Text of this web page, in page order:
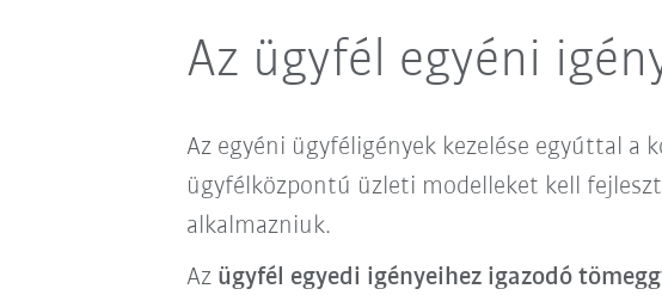
Az ügyfél egyéni
Az egyéni ügyféligények kezelése egyúttal a
ügyfélközpontú üzleti modelleket kell
alkalmazniuk.
Az ügyfél egyedi igényeihez igazodó